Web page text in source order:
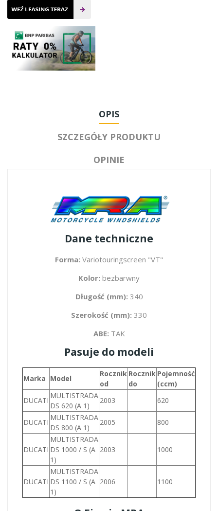
OPIS
SZCZEGÓŁY PRODUKTU
OPINIE
Dane techniczne
Forma: Variotouringscreen "VT"
Kolor: bezbarwny
Długość (mm): 340
Szerokość (mm): 330
ABE: TAK
Pasuje do modeli
Marka Model
Rocznik
od
Rocznik
do
Pojemność
(ccm)
DUCATI
MULTISTRADA
DS 620 (A 1)
2003 620
DUCATI
MULTISTRADA
DS 800 (A 1)
2005 800
DUCATI
MULTISTRADA
DS 1000 / S (A
1)
2003 1000
DUCATI
MULTISTRADA
DS 1100 / S (A
1)
2006 1100